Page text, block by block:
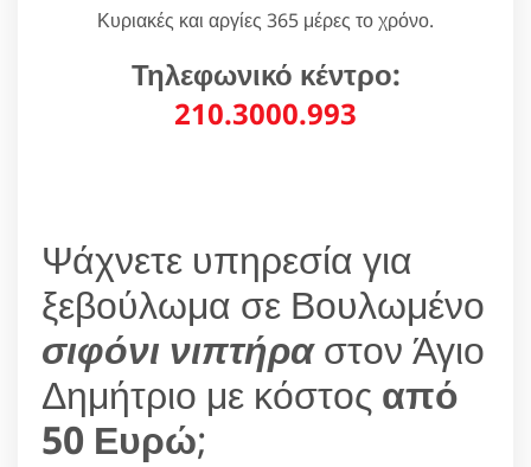
Κυριακές και αργίες 365 μέρες το χρόνο.
Τηλεφωνικό κέντρο:
210.3000.993
Ψάχνετε υπηρεσία για
ξεβούλωμα σε Βουλωμένο
σιφόνι νιπτήραστον Άγιο
Δημήτριο με κόστος από
50 Ευρώ;